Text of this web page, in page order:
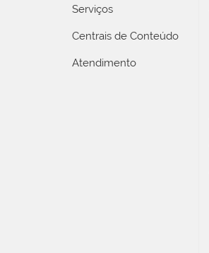
Serviços
Centrais de Conteúdo
Atendimento